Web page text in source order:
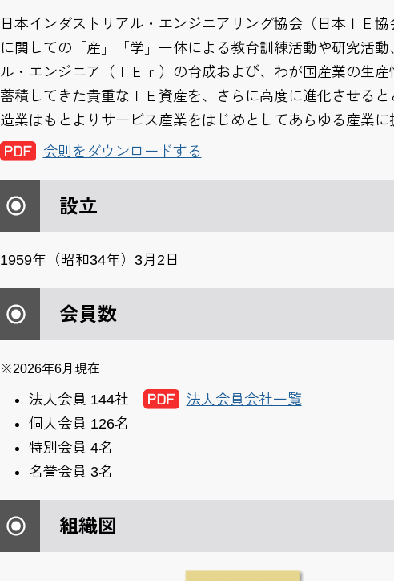
日本インダストリアル・エンジニアリング協会（日本ＩＥ
に関しての「産」「学」一体による教育訓練活動や研究活
ル・エンジニア（ＩＥｒ）の育成および、わが国産業の生
蓄積してきた貴重なＩＥ資産を、さらに高度に進化させる
造業はもとよりサービス産業をはじめとしてあらゆる産業に
会則をダウンロードする
設立
1959年（昭和34年）3月2日
会員数
※2026年6月現在
法人会員 144社
法人会員会社一覧
個人会員 126名
特別会員 4名
名誉会員 3名
組織図